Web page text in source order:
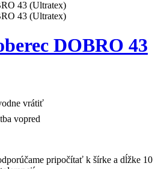
DOBRO 43
vrátiť
vopred
pripočítať k šírke a dĺžke 10